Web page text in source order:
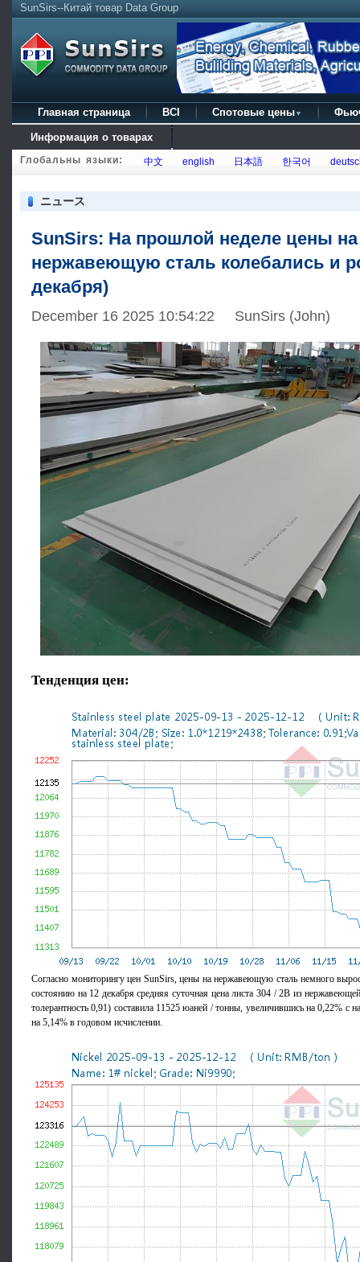
SunSirs--Китай товар Data Group
Главная страница BCI Спотовые цены ▼
Информация о товарах
Глобальны языки: 中文 english 日本語 한국어
ニュース
SunSirs: На прошлой неделе цены на
нержавеющую сталь колебались и
декабря)
December 16 2025 10:54:22 SunSirs (John)
Тенденция цен:
Согласно мониторингу цен SunSirs, цены на нержавеющую сталь немного
состоянию на 12 декабря средняя суточная цена листа 304 / 2B из
толерантность 0,91) составила 11525 юаней / тонны, увеличившись на 0,22% с
на 5,14% в годовом исчислении.